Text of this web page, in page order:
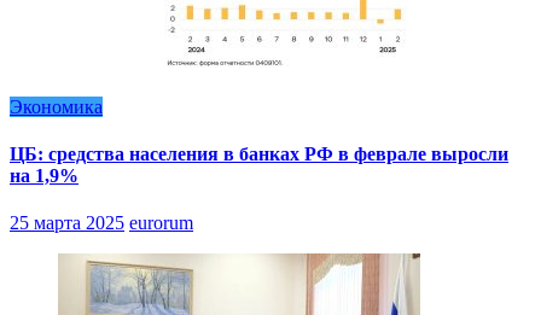
Экономика
ЦБ: средства населения в банках РФ в феврале выросли
на 1,9%
25 марта 2025 eurorum